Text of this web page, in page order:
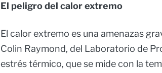
El peligro del calor extremo
El calor extremo es una amenazas
Colin Raymond, del Laboratorio de
estrés térmico, que se mide con la